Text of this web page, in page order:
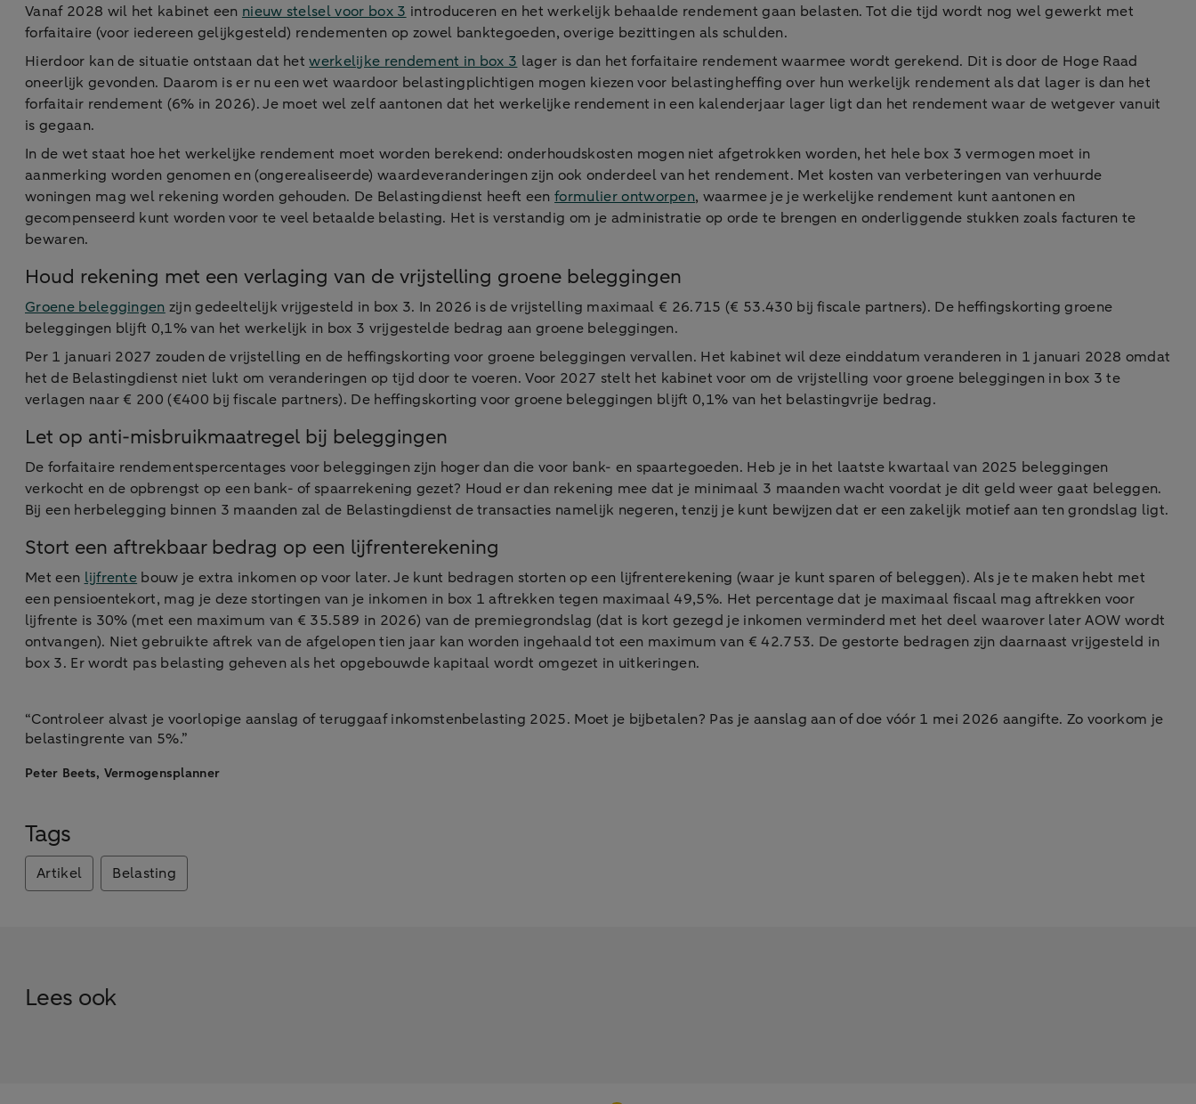
Vanaf 2028 wil het kabinet een nieuw stelsel voor box 3 introduceren en het werkelijk behaalde rendement gaan belasten. Tot die tijd wordt nog wel gewerkt met
forfaitaire (voor iedereen gelijkgesteld) rendementen op zowel banktegoeden, overige bezittingen als schulden.
Hierdoor kan de situatie ontstaan dat hetwerkelijke rendement in box 3 lager is dan het forfaitaire rendement waarmee wordt gerekend. Dit is door de Hoge Raad
oneerlijk gevonden. Daarom is er nu een wet waardoor belastingplichtigen mogen kiezen voor belastingheffing over hun werkelijk rendement als dat lager is dan het
forfaitair rendement (6% in 2026). Je moet wel zelf aantonen dat het werkelijke rendement in een kalenderjaar lager ligt dan het rendement waar de wetgever vanuit
is gegaan.
In de wet staat hoe het werkelijke rendement moet worden berekend: onderhoudskosten mogen niet afgetrokken worden, het hele box 3 vermogen moet in
aanmerking worden genomen en (ongerealiseerde) waardeveranderingen zijn ook onderdeel van het rendement. Met kosten van verbeteringen van verhuurde
woningen mag wel rekening worden gehouden. De Belastingdienst heeft eenformulier ontworpen, waarmee je je werkelijke rendement kunt aantonen en
gecompenseerd kunt worden voor te veel betaalde belasting. Het is verstandig om je administratie op orde te brengen en onderliggende stukken zoals facturen te
bewaren.
Houd rekening met een verlaging van de vrijstelling groene beleggingen
Groene beleggingen zijn gedeeltelijk vrijgesteld in box 3. In 2026 is de vrijstelling maximaal € 26.715 (€ 53.430 bij fiscale partners). De heffingskorting groene
beleggingen blijft 0,1% van het werkelijk in box 3 vrijgestelde bedrag aan groene beleggingen.
Per 1 januari 2027 zouden de vrijstelling en de heffingskorting voor groene beleggingen vervallen. Het kabinet wil deze einddatum veranderen in 1 januari 2028 omdat
het de Belastingdienst niet lukt om veranderingen op tijd door te voeren. Voor 2027 stelt het kabinet voor om de vrijstelling voor groene beleggingen in box 3 te
verlagen naar € 200 (€400 bij fiscale partners). De heffingskorting voor groene beleggingen blijft 0,1% van het belastingvrije bedrag.
Let op anti-misbruikmaatregel bij beleggingen
De forfaitaire rendementspercentages voor beleggingen zijn hoger dan die voor bank- en spaartegoeden. Heb je in het laatste kwartaal van 2025 beleggingen
verkocht en de opbrengst op een bank- of spaarrekening gezet? Houd er dan rekening mee dat je minimaal 3 maanden wacht voordat je dit geld weer gaat beleggen.
Bij een herbelegging binnen 3 maanden zal de Belastingdienst de transacties namelijk negeren, tenzij je kunt bewijzen dat er een zakelijk motief aan ten grondslag ligt.
Stort een aftrekbaar bedrag op een lijfrenterekening
Met een lijfrente bouw je extra inkomen op voor later. Je kunt bedragen storten op een lijfrenterekening (waar je kunt sparen of beleggen). Als je te maken hebt met
een pensioentekort, mag je deze stortingen van je inkomen in box 1 aftrekken tegen maximaal 49,5%. Het percentage dat je maximaal fiscaal mag aftrekken voor
lijfrente is 30% (met een maximum van € 35.589 in 2026) van de premiegrondslag (dat is kort gezegd je inkomen verminderd met het deel waarover later AOW wordt
ontvangen). Niet gebruikte aftrek van de afgelopen tien jaar kan worden ingehaald tot een maximum van € 42.753. De gestorte bedragen zijn daarnaast vrijgesteld in
box 3. Er wordt pas belasting geheven als het opgebouwde kapitaal wordt omgezet in uitkeringen.
“Controleer alvast je voorlopige aanslag of teruggaaf inkomstenbelasting 2025. Moet je bijbetalen? Pas je aanslag aan of doe vóór 1 mei 2026 aangifte. Zo voorkom je
belastingrente van 5%.”
Peter Beets, Vermogensplanner
Tags
Artikel Belasting
Lees ook